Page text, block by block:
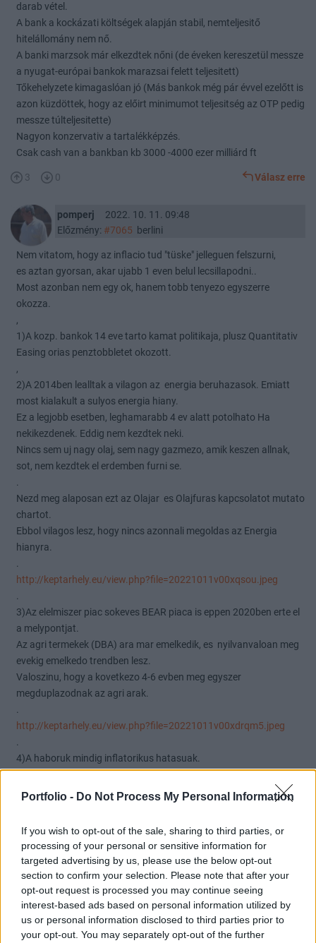
Portfolio - Do Not Process My Personal Information
If you wish to opt-out of the sale, sharing to third parties, or
processing of your personal or sensitive information for
targeted advertising by us, please use the below opt-out
section to confirm your selection. Please note that after your
opt-out request is processed you may continue seeing
interest-based ads based on personal information utilized by
us or personal information disclosed to third parties prior to
your opt-out. You may separately opt-out of the further
darab vétel.
A bank a kockázati költségek alapján stabil, nemteljesitő
hitelállomány nem nő.
A banki marzsok már elkezdtek nőni (de éveken kereszetül messze
a nyugat-európai bankok marazsai felett teljesitett)
Tőkehelyzete kimagaslóan jó (Más bankok még pár évvel ezelőtt is
azon küzdöttek, hogy az előirt minimumot teljesitség az OTP pedig
messze túlteljesitette)
Nagyon konzervativ a tartalékképzés.
Csak cash van a bankban kb 3000 -4000 ezer milliárd ft
3 0 Válasz erre
pomperj
2022. 10. 11. 09:48
Előzmény: #7065 berlini
Nem vitatom, hogy az inflacio tud "tüske" jelleguen felszurni,
es aztan gyorsan, akar ujabb 1 even belul lecsillapodni..
Most azonban nem egy ok, hanem tobb tenyezo egyszerre
okozza.
,
1)A kozp. bankok 14 eve tarto kamat politikaja, plusz Quantitativ
Easing orias penztobbletet okozott.
,
2)A 2014ben lealltak a vilagon az energia beruhazasok. Emiatt
most kialakult a sulyos energia hiany.
Ez a legjobb esetben, leghamarabb 4 ev alatt potolhato Ha
nekikezdenek. Eddig nem kezdtek neki.
Nincs sem uj nagy olaj, sem nagy gazmezo, amik keszen allnak,
sot, nem kezdtek el erdemben furni se.
.
Nezd meg alaposan ezt az Olajar es Olajfuras kapcsolatot mutato
chartot.
Ebbol vilagos lesz, hogy nincs azonnali megoldas az Energia
hianyra.
.
http://keptarhely.eu/view.php?file=20221011v00xqsou.jpeg
.
3)Az elelmiszer piac sokeves BEAR piaca is eppen 2020ben erte el
a melypontjat.
Az agri termekek (DBA) ara mar emelkedik, es nyilvanvaloan meg
evekig emelkedo trendben lesz.
Valoszinu, hogy a kovetkezo 4-6 evben meg egyszer
megduplazodnak az agri arak.
.
http://keptarhely.eu/view.php?file=20221011v00xdrqm5.jpeg
.
4)A haboruk mindig inflatorikus hatasuak.
.
Summary.
Ez szekularis, sok evig tarto folyamat lesz, mert sok tenyezo
visszacsatolasban erositve taplalja.
Ha a magyar inflacio tobb evig 20-25% savban lesz, akkor az OTP
fundas PE mutatoja 1/0.25=4.
Ha a nagyon optimista varakozasod, a 400Mrd profit megvalosul
jovore, OTP erteke 4*400=1600Mrd,
es azt 280m db reszvenyre elosztva, egy reszveny erteke 5700Ft